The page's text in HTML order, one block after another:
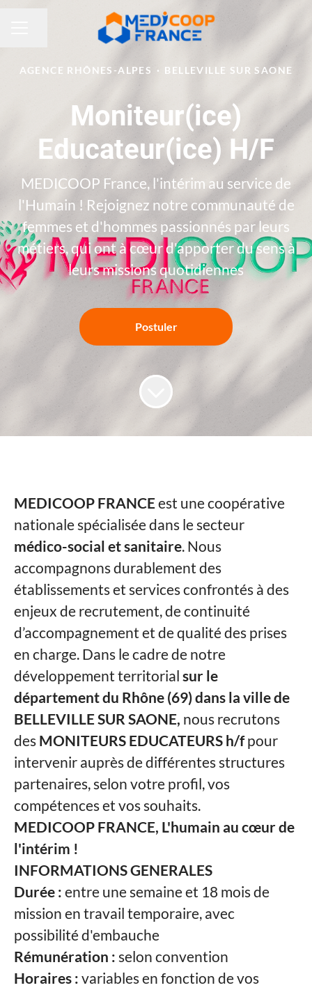
Partager la page
AGENCE RHÔNES-ALPES · BELLEVILLE SUR SAONE
Moniteur(ice)
Educateur(ice) H/F
MEDICOOP France, l'intérim au service de
l'Humain ! Rejoignez notre communauté de
femmes et d'hommes passionnés par leurs
métiers, qui ont à cœur d'apporter du sens à
leurs missions quotidiennes
Postuler
MEDICOOP FRANCEest une coopérative
nationale spécialisée dans le secteur
médico-social et sanitaire. Nous
accompagnons durablement des
établissements et services confrontés à des
enjeux de recrutement, de continuité
d’accompagnement et de qualité des prises
en charge. Dans le cadre de notre
développement territorial sur le
département du Rhône (69) dans la ville de
BELLEVILLE SUR SAONE, nous recrutons
des MONITEURS EDUCATEURS h/fpour
intervenir auprès de différentes structures
partenaires, selon votre profil, vos
compétences et vos souhaits.
MEDICOOP FRANCE, L'humain au cœur de
l'intérim !
INFORMATIONS GENERALES
Durée : entre une semaine et 18 mois de
mission en travail temporaire, avec
possibilité d'embauche
Rémunération : selon convention
Horaires : variables en fonction de vos